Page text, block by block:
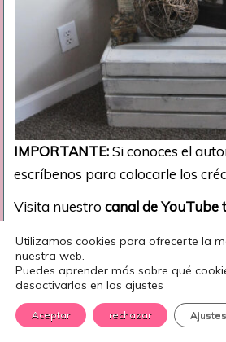
IMPORTANTE:Si conoces el
escríbenos para colocarle los
Visita nuestrocanal de YouTube
recibir notificaciones diariamente
manualidades.
¡Te esperamos!
Utilizamos cookies para ofrecerte la
nuestra web.
Puedes aprender más sobre qué
desactivarlas en los ajustes
Aceptar rechazar Ajustes